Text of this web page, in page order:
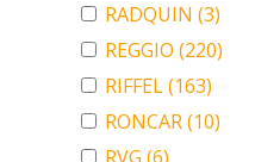
RADQUIN (3)
REGGIO (220)
RIFFEL(163)
RONCAR(10)